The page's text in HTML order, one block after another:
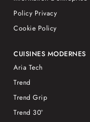
Policy Privacy
Cookie Policy
CUISINES MODERNES
Aria Tech
Trend
Trend Grip
Trend 30°